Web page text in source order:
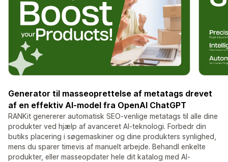
Generator til masseoprettelse af metatags drevet
af en effektiv AI-model fra OpenAI ChatGPT
RANKit genererer automatisk SEO-venlige metatags til alle dine
produkter ved hjælp af avanceret AI-teknologi. Forbedr din
butiks placering i søgemaskiner og dine produkters synlighed,
mens du sparer timevis af manuelt arbejde. Behandl enkelte
produkter, eller masseopdater hele dit katalog med AI-